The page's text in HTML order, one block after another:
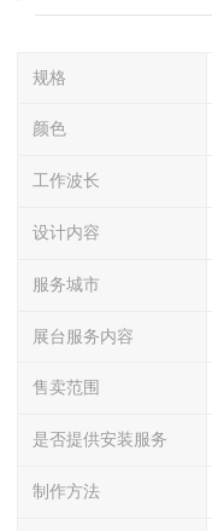
规格
颜色
工作波长
设计内容
服务城市
展台服务内容
售卖范围
是否提供安装服务
制作方法